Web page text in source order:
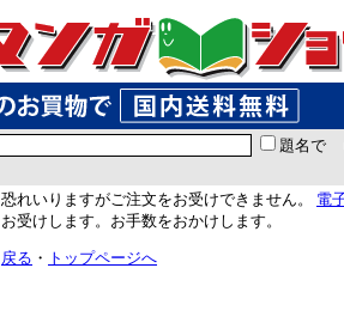
題名で
恐れいりますがご注文をお受けできません。 電
お受けします。お手数をおかけします。
戻る ・ トップページへ